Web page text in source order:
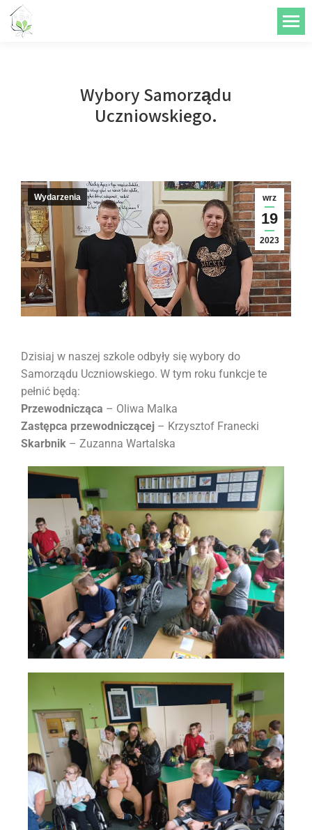
treści
Wybory Samorządu
Uczniowskiego.
wrz
19
2023
Wydarzenia
Dzisiaj w naszej szkole odbyły się wybory do
Samorządu Uczniowskiego. W tym roku funkcje te
pełnić będą:
Przewodnicząca – Oliwa Malka
Zastępca przewodniczącej – Krzysztof Franecki
Skarbnik – Zuzanna Wartalska